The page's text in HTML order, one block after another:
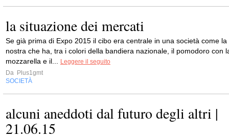
la situazione dei mercati
Se già prima di Expo 2015 il cibo era centrale in una società come la
nostra che ha, tra i colori della bandiera nazionale, il pomodoro con
mozzarella e il...
Leggere il seguito
Da Plus1gmt
SOCIETÀ
alcuni aneddoti dal futuro degli altri |
21.06.15